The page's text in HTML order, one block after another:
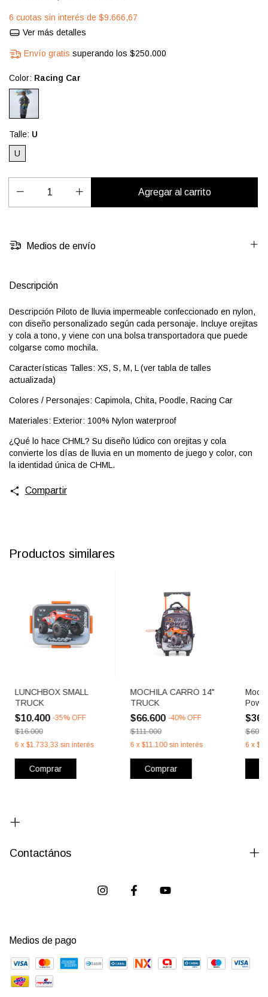
6 cuotas sin interés de $9.666,67
Ver más detalles
Envío gratis superando los$250.000
Color: Racing Car
Talle: U
U
Medios de envío
Descripción
Descripción Piloto de lluvia impermeable confeccionado en nylon,
con diseño personalizado según cada personaje. Incluye orejitas
y cola a tono, y viene con una bolsa transportadora que puede
colgarse como mochila.
Características Talles: XS, S, M, L (ver tabla de talles
actualizada)
Colores / Personajes: Capimola, Chita, Poodle, Racing Car
Materiales: Exterior: 100% Nylon waterproof
¿Qué lo hace CHML? Su diseño lúdico con orejitas y cola
convierte los días de lluvia en un momento de juego y color, con
la identidad única de CHML.
Compartir
Productos similares
LUNCHBOX SMALL
TRUCK
$10.400 -35% OFF
$16.000
6 x $1.733,33 sin interés
Comprar
MOCHILA CARRO 14"
TRUCK
$66.600 -40% OFF
$111.000
6 x $11.100 sin interés
Comprar
6 x
Contactános
Medios de pago